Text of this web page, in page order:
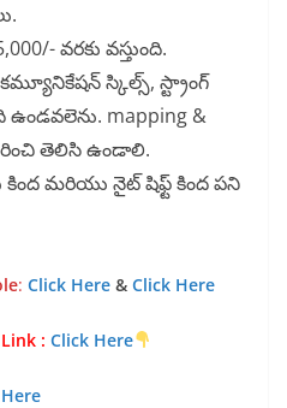
వరకు వస్తుంది.
కమ్యూనికేషన్ స్కిల్స్, స్ట్రాంగ్
ఉండవలెను. mapping &
తెలిసి ఉండాలి.
కింద మరియు నైట్ షిఫ్ట్ కింద పని
: Click Here & Click Here
: Click Here